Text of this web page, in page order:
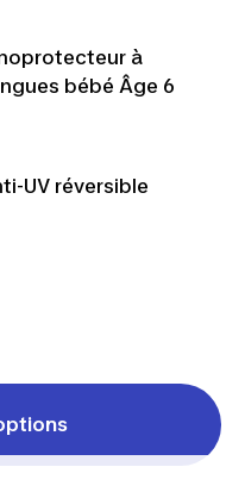
à
bébé Âge 6
UV réversible